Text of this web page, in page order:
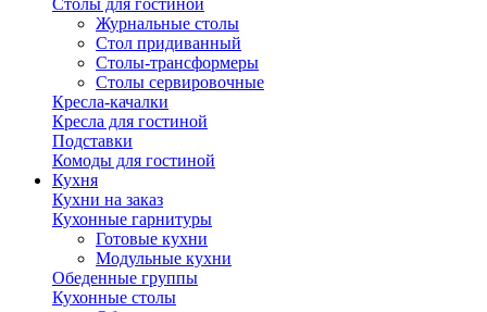
Столы для гостиной
Журнальные столы
Стол придиванный
Столы-трансформеры
Столы сервировочные
Кресла-качалки
Кресла для гостиной
Подставки
Комоды для гостиной
Кухня
Кухни на заказ
Кухонные гарнитуры
Готовые кухни
Модульные кухни
Обеденные группы
Кухонные столы